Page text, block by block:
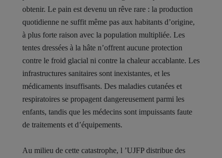
obtenir. Le pain est devenu un rêve rare : la production
quotidienne ne suffit même pas aux habitants d’origine,
à plus forte raison avec la population multipliée. Les
tentes dressées à la hâte n’offrent aucune protection
contre le froid glacial ni contre la chaleur accablante. Les
infrastructures sanitaires sont inexistantes, et les
médicaments insuffisants. Des maladies cutanées et
respiratoires se propagent dangereusement parmi les
enfants, tandis que les médecins sont impuissants faute
de traitements et d’équipements.
Au milieu de cette catastrophe, l ’UJFP distribue des